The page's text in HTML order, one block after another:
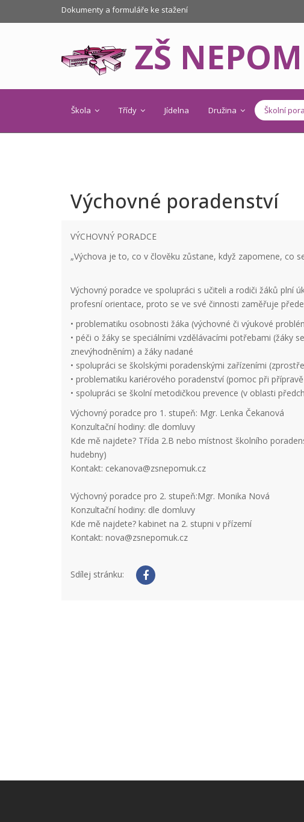
Dokumenty a formuláře ke stažení
ZŠ
Škola Třídy Jídelna Družina Školní
Výchovné poradenství
VÝCHOVNÝ PORADCE
„Výchova je to, co v člověku zůstane, když zapomene, co
Výchovný poradce ve spolupráci s učiteli a rodiči žáků plní
profesní orientace, proto se ve své činnosti zaměřuje
• problematiku osobnosti žáka (výchovné či výukové
• péči o žáky se speciálními vzdělávacími potřebami (žáky
znevýhodněním) a žáky nadané
• spolupráci se školskými poradenskými zařízeními
• problematiku kariérového poradenství (pomoc při
• spolupráci se školní metodičkou prevence (v oblasti
Výchovný poradce pro 1. stupeň: Mgr. Lenka Čekanová
Konzultační hodiny: dle domluvy
Kde mě najdete? Třída 2.B nebo místnost školního
hudebny)
Kontakt: cekanova@zsnepomuk.cz
Výchovný poradce pro 2. stupeň:Mgr. Monika Nová
Konzultační hodiny: dle domluvy
Kde mě najdete? kabinet na 2. stupni v přízemí
Kontakt: nova@zsnepomuk.cz
Sdílej stránku: